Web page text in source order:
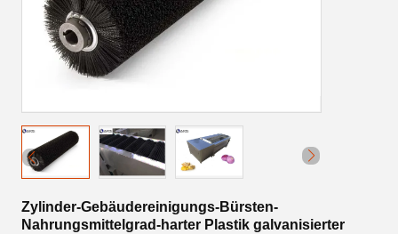
Zylinder-Gebäudereinigungs-Bürsten-
Nahrungsmittelgrad-harter Plastik galvanisierter